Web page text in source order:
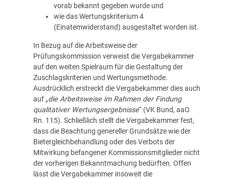
vorab bekannt gegeben wurde und
wie das Wertungskriterium 4
(Einatemwiderstand) ausgestaltet worden ist.
In Bezug auf die Arbeitsweise der
Prüfungskommission verweist die Vergabekammer
auf den weiten Spielraum für die Gestaltung der
Zuschlagskriterien und Wertungsmethode.
Ausdrücklich erstreckt die Vergabekammer dies auch
auf „die Arbeitsweise im Rahmen der Findung
qualitativer Wertungsergebnisse“ (VK Bund, aaO.
Rn. 115). Schließlich stellt die Vergabekammer fest,
dass die Beachtung genereller Grundsätze wie der
Bietergleichbehandlung oder des Verbots der
Mitwirkung befangener Kommissionsmitglieder nicht
der vorherigen Bekanntmachung bedürften. Offen
lässt die Vergabekammer insoweit die